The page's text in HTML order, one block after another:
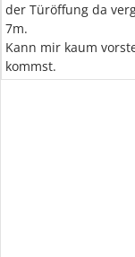
der Türöffung da
7m.
Kann mir kaum
kommst.